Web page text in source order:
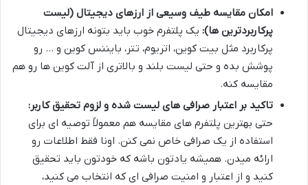
امکان مقایسه طیف وسیعی از ارزهای دیجیتال (لیست
پرکاربردترین ها): یک پلتفرم خوب باید بتونه ارزهای دیجیتال
پرکاربرد مثل بیت کوین، اتریوم، تتر، بایننس کوین و … رو
پوشش بده و حتی لیست بلند و بالاتری از آلت کوین ها رو هم
مقایسه کنه.
تاکید بر اعتبار صرافی های لیست شده و لزوم تحقیق کاربر:
حتی بهترین پلتفرم های مقایسه هم معمولاً توصیه ای برای
استفاده از یک صرافی خاص نمی کنن. اونا فقط اطلاعات رو
ارائه میدن. همیشه یادتون باشه که خودتون باید تحقیق
کنید و از اعتبار و امنیت صرافی ای که انتخاب می کنید،